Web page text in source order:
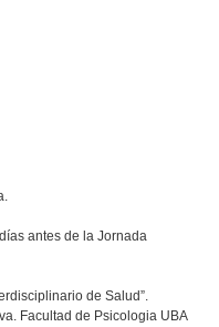
antes de la Jornada
de Salud”.
Facultad de Psicologia UBA